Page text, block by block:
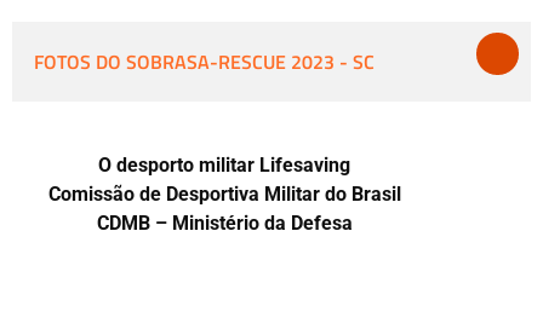
FOTOS DO SOBRASA-RESCUE 2023 - SC
O desporto militar Lifesaving
Comissão de Desportiva Militar do Brasil
CDMB – Ministério da Defesa